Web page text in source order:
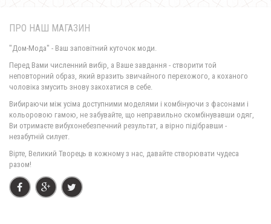
1350.00грн.
ПРО НАШ МАГАЗИН
"Дом-Мода" - Ваш заповітний куточок моди.
Перед Вами численний вибір, а Ваше завдання - створити той
неповторний образ, який вразить звичайного перехожого, а коханого
чоловіка змусить знову закохатися в себе.
Вибираючи між усіма доступними моделями і комбінуючи з фасонами і
кольоровою гамою, не забувайте, що неправильно скомбінувавши одяг,
Ви отримаєте вибухонебезпечний результат, а вірно підібравши -
незабутній силует.
Вірте, Великий Творець в кожному з нас, давайте створювати чудеса
разом!